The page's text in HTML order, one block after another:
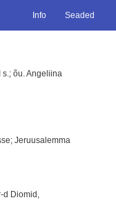
Info Seaded
s.; õu. Angeliina
Jeruusalemma
d Diomid,